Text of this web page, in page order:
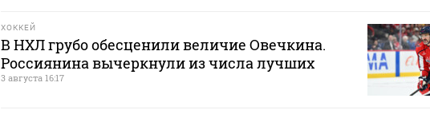
ХОККЕЙ
В НХЛ грубо обесценили величие Овечкина.
Россиянина вычеркнули из числа лучших
3 августа 16:17